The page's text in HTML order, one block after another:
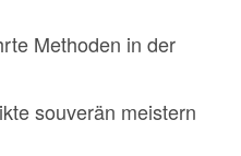
Methoden in der
souverän meistern